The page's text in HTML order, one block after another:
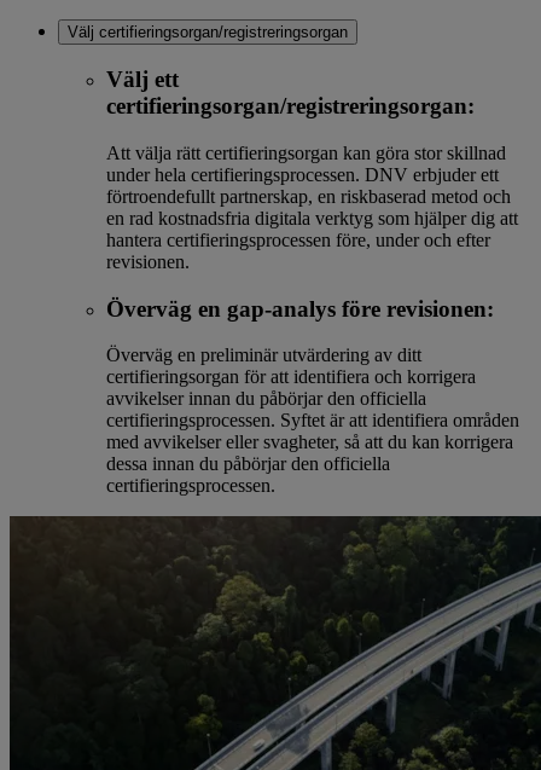
Välj certifieringsorgan/registreringsorgan
Välj ett
certifieringsorgan/registreringsorgan:
Att välja rätt certifieringsorgan kan göra stor skillnad
under hela certifieringsprocessen. DNV erbjuder ett
förtroendefullt partnerskap, en riskbaserad metod och
en rad kostnadsfria digitala verktyg som hjälper dig att
hantera certifieringsprocessen före, under och efter
revisionen.
Överväg en gap-analys före revisionen:
Överväg en preliminär utvärdering av ditt
certifieringsorgan för att identifiera och korrigera
avvikelser innan du påbörjar den officiella
certifieringsprocessen. Syftet är att identifiera områden
med avvikelser eller svagheter, så att du kan korrigera
dessa innan du påbörjar den officiella
certifieringsprocessen.